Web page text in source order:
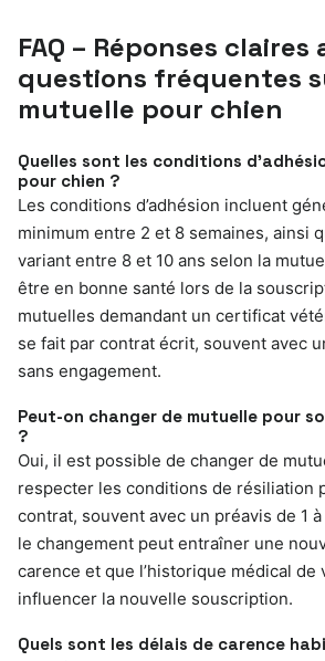
FAQ – Réponses claires
questions fréquentes
mutuelle pour chien
Quelles sont les conditions
pour chien ?
Les conditions d’adhésion incluent
minimum entre 2 et 8 semaines, ainsi
variant entre 8 et 10 ans selon la
être en bonne santé lors de la
mutuelles demandant un certificat
se fait par contrat écrit, souvent avec
sans engagement.
Peut-on changer de mutuelle pour
?
Oui, il est possible de changer de
respecter les conditions de résiliation
contrat, souvent avec un préavis de 1
le changement peut entraîner une
carence et que l’historique médical
influencer la nouvelle souscription.
Quels sont les délais de carence